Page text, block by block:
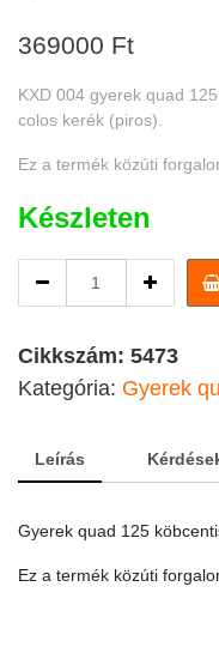
369000 Ft
KXD 004 gyerek quad
colos kerék (piros).
Ez a termék közúti
Készleten
004
quad
quantity
Cikkszám: 5473
Kategória: Gyerek
Leírás
Gyerek quad 125
Ez a termék közúti